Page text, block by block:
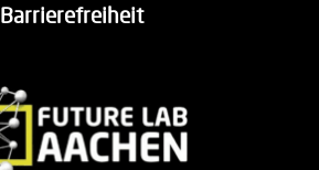
Barrierefreiheit